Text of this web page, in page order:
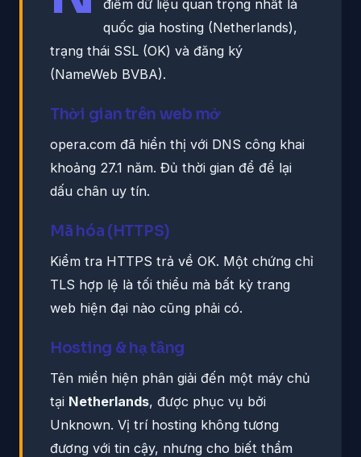
điểm dữ liệu quan trọng nhất là
quốc gia hosting (Netherlands),
trạng thái SSL (OK) và đăng ký
(NameWeb BVBA).
Thời gian trên web mở
opera.com đã hiển thị với DNS công khai
khoảng 27.1 năm. Đủ thời gian để để lại
dấu chân uy tín.
Mã hóa (HTTPS)
Kiểm tra HTTPS trả về OK. Một chứng chỉ
TLS hợp lệ là tối thiểu mà bất kỳ trang
web hiện đại nào cũng phải có.
Hosting & hạ tầng
Tên miền hiện phân giải đến một máy chủ
tại Netherlands, được phục vụ bởi
Unknown. Vị trí hosting không tương
đương với tin cậy, nhưng cho biết thẩm